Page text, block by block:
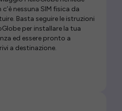
nessuna SIM fisica da
Basta seguire le istruzioni
per installare la tua
ed essere pronto a
a destinazione.